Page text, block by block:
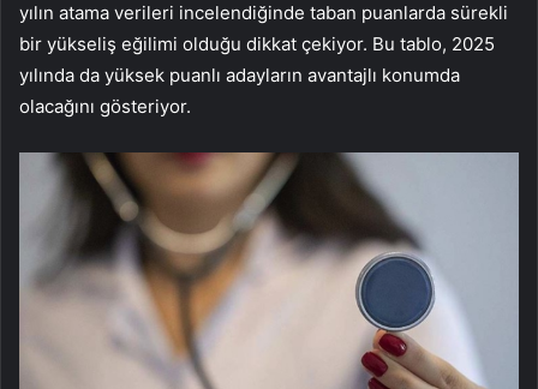
yılın atama verileri incelendiğinde taban puanlarda sürekli
bir yükseliş eğilimi olduğu dikkat çekiyor. Bu tablo, 2025
yılında da yüksek puanlı adayların avantajlı konumda
olacağını gösteriyor.